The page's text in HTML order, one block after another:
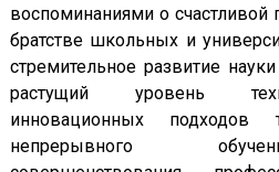
воспоминаниями о счастливой
братстве школьных и
стремительное развитие
растущий уровень
инновационных
непрерывного